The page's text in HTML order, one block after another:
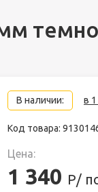
В наличии: в
Код товара:
Цена:
1 340 Р/